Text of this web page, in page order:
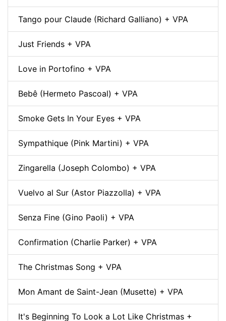
Tango pour Claude (Richard Galliano) + VPA
Just Friends + VPA
Love in Portofino + VPA
Bebê (Hermeto Pascoal) + VPA
Smoke Gets In Your Eyes + VPA
Sympathique (Pink Martini) + VPA
Zingarella (Joseph Colombo) + VPA
Vuelvo al Sur (Astor Piazzolla) + VPA
Senza Fine (Gino Paoli) + VPA
Confirmation (Charlie Parker) + VPA
The Christmas Song + VPA
Mon Amant de Saint-Jean (Musette) + VPA
It's Beginning To Look a Lot Like Christmas +